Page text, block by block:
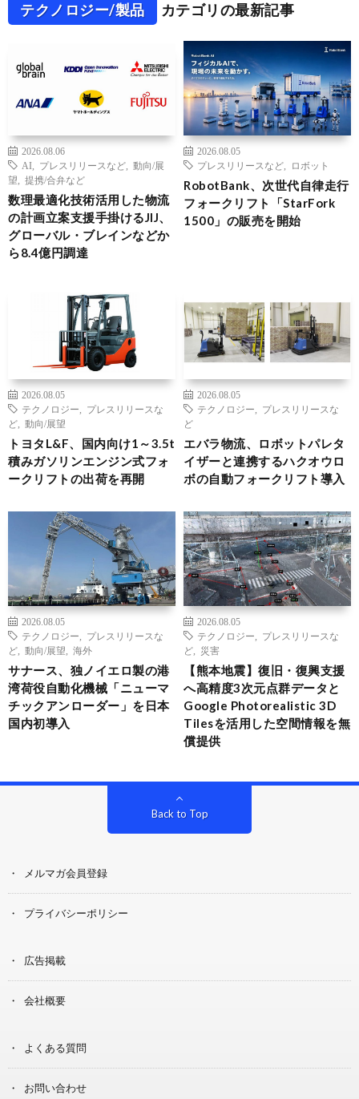
テクノロジー/製品 カテゴリの最新記事
2026.08.06
AI
プレスリリースなど
動向/展
望
提携/合弁など
数理最適化技術活用した物流
の計画立案支援手掛けるJIJ、
グローバル・ブレインなどか
ら8.4億円調達
2026.08.05
プレスリリースなど
ロボット
RobotBank、次世代自律走行
フォークリフト「StarFork
1500」の販売を開始
2026.08.05
テクノロジー
プレスリリースな
ど
動向/展望
トヨタL&F、国内向け1～3.5t
積みガソリンエンジン式フォ
ークリフトの出荷を再開
2026.08.05
テクノロジー
プレスリリースな
ど
エバラ物流、ロボットパレタ
イザーと連携するハクオウロ
ボの自動フォークリフト導入
2026.08.05
テクノロジー
プレスリリースな
ど
動向/展望 海外
サナース、独ノイエロ製の港
湾荷役自動化機械「ニューマ
チックアンローダー」を日本
国内初導入
2026.08.05
テクノロジー
プレスリリースな
ど
災害
【熊本地震】復旧・復興支援
へ高精度3次元点群データと
Google Photorealistic 3D
Tilesを活用した空間情報を無
償提供
Back to Top
メルマガ会員登録
プライバシーポリシー
広告掲載
会社概要
よくある質問
お問い合わせ